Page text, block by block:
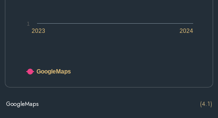
2023 2024
1
GoogleMaps
GoogleMaps (4.1)